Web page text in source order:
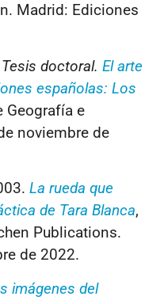
Madrid: Ediciones
Tesis doctoral. El arte
españolas: Los
Geografía e
noviembre de
La rueda que
de Tara Blanca,
Publications.
de 2022.
imágenes del